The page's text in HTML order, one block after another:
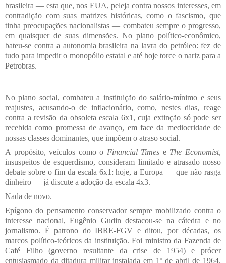
brasileira — esta que, nos EUA, peleja contra nossos interesses, em
contradição com suas matrizes históricas, como o fascismo, que
tinha preocupações nacionalistas — combateu sempre o progresso,
em quaisquer de suas dimensões. No plano político-econômico,
bateu-se contra a autonomia brasileira na lavra do petróleo: fez de
tudo para impedir o monopólio estatal e até hoje torce o nariz para a
Petrobras.
No plano social, combateu a instituição do salário-mínimo e seus
reajustes, acusando-o de inflacionário, como, nestes dias, reage
contra a revisão da obsoleta escala 6x1, cuja extinção só pode ser
recebida como promessa de avanço, em face da mediocridade de
nossas classes dominantes, que impõem o atraso social.
A propósito, veículos como o Financial Times e The Economist,
insuspeitos de esquerdismo, consideram limitado e atrasado nosso
debate sobre o fim da escala 6x1: hoje, a Europa — que não rasga
dinheiro — já discute a adoção da escala 4x3.
Nada de novo.
Epígono do pensamento conservador sempre mobilizado contra o
interesse nacional, Eugênio Gudin destacou-se na cátedra e no
jornalismo. É patrono do IBRE-FGV e ditou, por décadas, os
marcos político-teóricos da instituição. Foi ministro da Fazenda de
Café Filho (governo resultante da crise de 1954) e prócer
entusiasmado da ditadura militar instalada em 1º de abril de 1964.